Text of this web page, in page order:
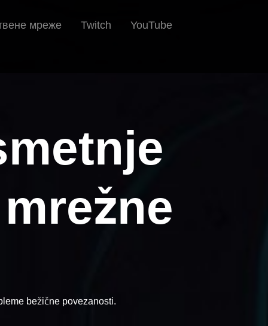
мреже Twitch YouTube
bežične povezanosti.